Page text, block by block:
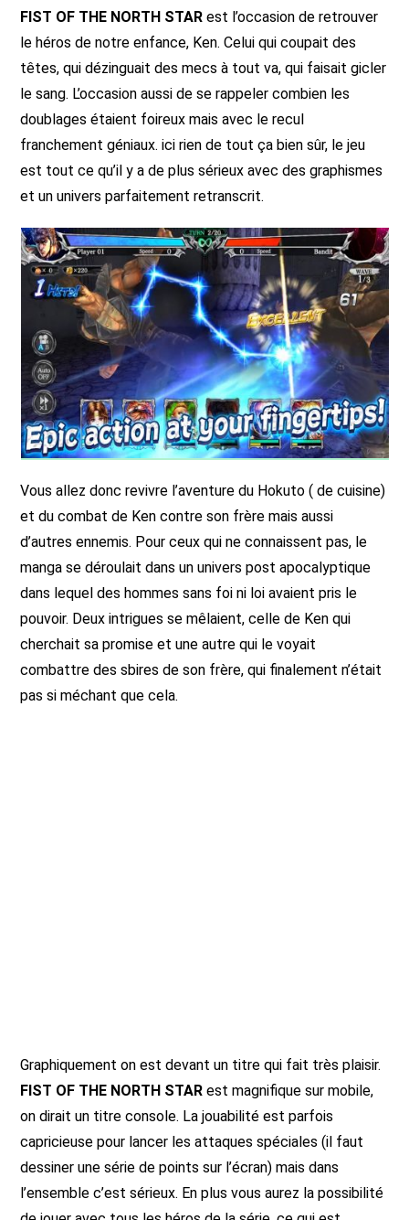
FIST OF THE NORTH STAR est l’occasion de retrouver
le héros de notre enfance, Ken. Celui qui coupait des
têtes, qui dézinguait des mecs à tout va, qui faisait gicler
le sang. L’occasion aussi de se rappeler combien les
doublages étaient foireux mais avec le recul
franchement géniaux. ici rien de tout ça bien sûr, le jeu
est tout ce qu’il y a de plus sérieux avec des graphismes
et un univers parfaitement retranscrit.
Vous allez donc revivre l’aventure du Hokuto ( de cuisine)
et du combat de Ken contre son frère mais aussi
d’autres ennemis. Pour ceux qui ne connaissent pas, le
manga se déroulait dans un univers post apocalyptique
dans lequel des hommes sans foi ni loi avaient pris le
pouvoir. Deux intrigues se mêlaient, celle de Ken qui
cherchait sa promise et une autre qui le voyait
combattre des sbires de son frère, qui finalement n’était
pas si méchant que cela.
Graphiquement on est devant un titre qui fait très plaisir.
FIST OF THE NORTH STAR est magnifique sur mobile,
on dirait un titre console. La jouabilité est parfois
capricieuse pour lancer les attaques spéciales (il faut
dessiner une série de points sur l’écran) mais dans
l’ensemble c’est sérieux. En plus vous aurez la possibilité